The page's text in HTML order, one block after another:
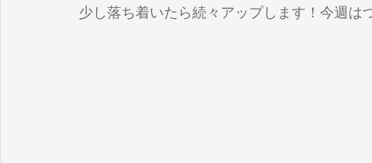
少し落ち着いたら続々アップします！今週は